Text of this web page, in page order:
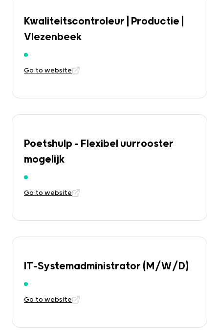
Kwaliteitscontroleur | Productie |
Vlezenbeek
Go to website
Poetshulp – Flexibel uurrooster
mogelijk
Go to website
IT-Systemadministrator (M/W/D)
Go to website